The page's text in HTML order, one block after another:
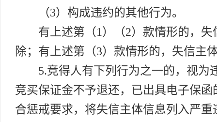
（3）构成违约的其他行为。
有上述第（1）（2）款情形的，
除；有上述第（3）款情形的，失信主
5.竞得人有下列行为之一的，视
竞买保证金不予退还，已出具电子保
合惩戒要求，将失信主体信息列入严